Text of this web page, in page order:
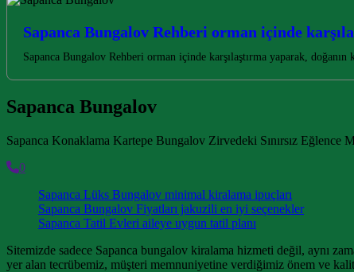
Sapanca Bungalov Rehberi orman içinde
Sapanca Bungalov Rehberi orman içinde karşılaştırma yaparak,
Sapanca Bungalov
Sapanca Konaklama Kartepe Bungalov Zirvedeki Sınırsız Eğlence
0
Sapanca Lüks Bungalov minimal kiralama ipuçları
Sapanca Bungalov Fiyatları jakuzili en iyi seçenekler
Sapanca Tatil Evleri aileye uygun tatil planı
Sitemizde sadece Sapanca bungalov kiralama hizmeti değil, aynı
yer alan tecrübemiz, müşteri memnuniyetine verdiğimiz önem ve